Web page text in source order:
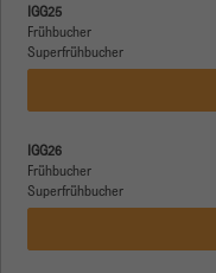
IGG25
Frühbucher
Superfrühbucher
IGG26
Frühbucher
Superfrühbucher